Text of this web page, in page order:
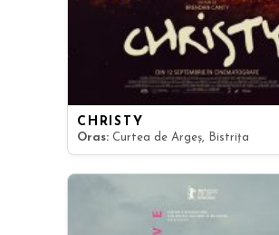
CHRISTY
Oras: Curtea de Argeș, Bistrița